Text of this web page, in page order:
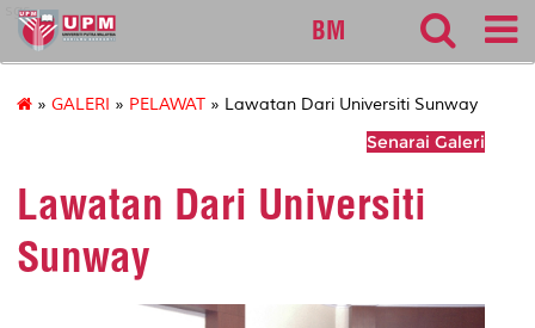
sgs
BM
» GALERI » PELAWAT » Lawatan Dari Universiti Sunway
Senarai Galeri
Lawatan Dari Universiti
Sunway